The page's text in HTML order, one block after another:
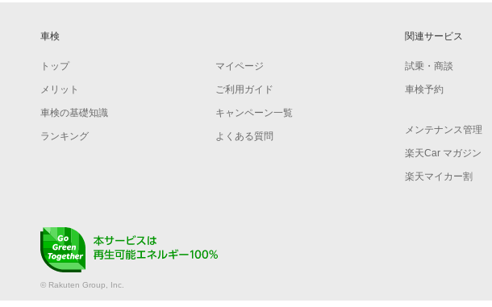
車検
トップ マイページ
メリット ご利用ガイド
車検の基礎知識 キャンペーン一覧
ランキング よくある質問
関連サービス
試乗・商談
車検予約
メンテナンス管理
楽天Car マガジン
楽天マイカー割
© Rakuten Group, Inc.